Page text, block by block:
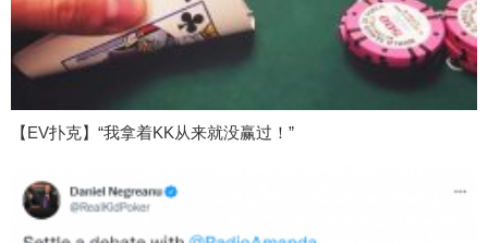
【EV扑克】“我拿着KK从来就没赢过！”